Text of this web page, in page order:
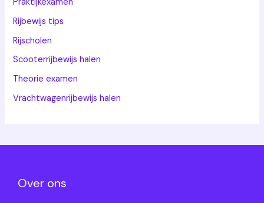
Praktijkexamen
Rijbewijs tips
Rijscholen
Scooterrijbewijs halen
Theorie examen
Vrachtwagenrijbewijs halen
Over ons